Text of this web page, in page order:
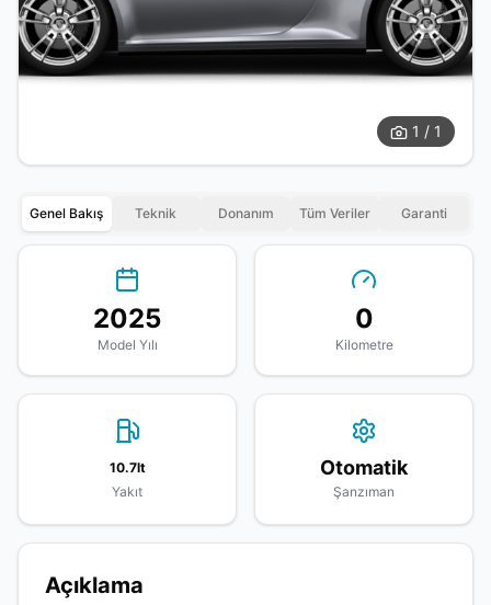
1 / 1
Genel Bakış Teknik Donanım Tüm Veriler Garanti
2025
Model Yılı
0
Kilometre
10.7lt
Yakıt
Otomatik
Şanzıman
Açıklama